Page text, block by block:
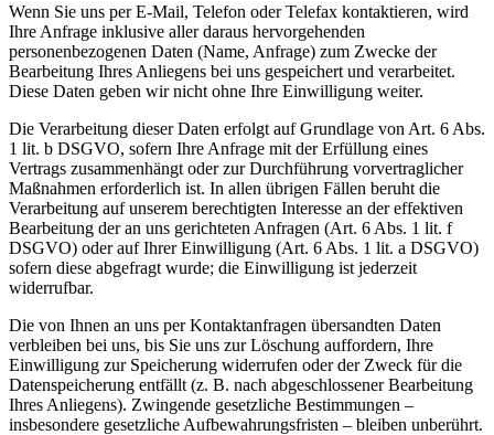
Wenn Sie uns per E-Mail, Telefon oder Telefax kontaktieren, wird
Ihre Anfrage inklusive aller daraus hervorgehenden
personenbezogenen Daten (Name, Anfrage) zum Zwecke der
Bearbeitung Ihres Anliegens bei uns gespeichert und verarbeitet.
Diese Daten geben wir nicht ohne Ihre Einwilligung weiter.
Die Verarbeitung dieser Daten erfolgt auf Grundlage von Art. 6 Abs.
1 lit. b DSGVO, sofern Ihre Anfrage mit der Erfüllung eines
Vertrags zusammenhängt oder zur Durchführung vorvertraglicher
Maßnahmen erforderlich ist. In allen übrigen Fällen beruht die
Verarbeitung auf unserem berechtigten Interesse an der effektiven
Bearbeitung der an uns gerichteten Anfragen (Art. 6 Abs. 1 lit. f
DSGVO) oder auf Ihrer Einwilligung (Art. 6 Abs. 1 lit. a DSGVO)
sofern diese abgefragt wurde; die Einwilligung ist jederzeit
widerrufbar.
Die von Ihnen an uns per Kontaktanfragen übersandten Daten
verbleiben bei uns, bis Sie uns zur Löschung auffordern, Ihre
Einwilligung zur Speicherung widerrufen oder der Zweck für die
Datenspeicherung entfällt (z. B. nach abgeschlossener Bearbeitung
Ihres Anliegens). Zwingende gesetzliche Bestimmungen –
insbesondere gesetzliche Aufbewahrungsfristen – bleiben unberührt.